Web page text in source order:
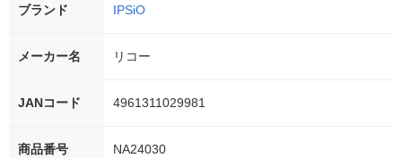
ブランド IPSiO
メーカー名 リコー
JANコード 4961311029981
商品番号 NA24030